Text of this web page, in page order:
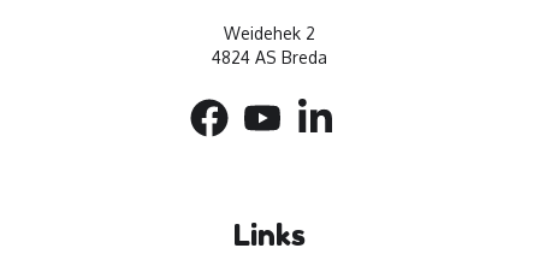
Weidehek 2
4824 AS Breda
Links